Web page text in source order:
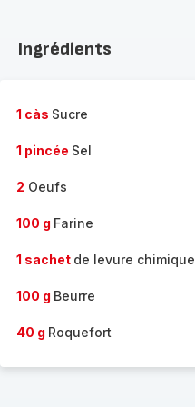
gamme
Ingrédients
1 càs Sucre
1 pincée Sel
2 Oeufs
100 g Farine
1 sachet de levure chimique
100 g Beurre
40 g Roquefort